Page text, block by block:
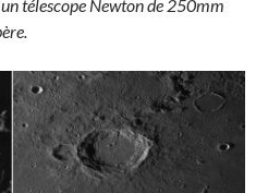
télescope Newton de 250mm